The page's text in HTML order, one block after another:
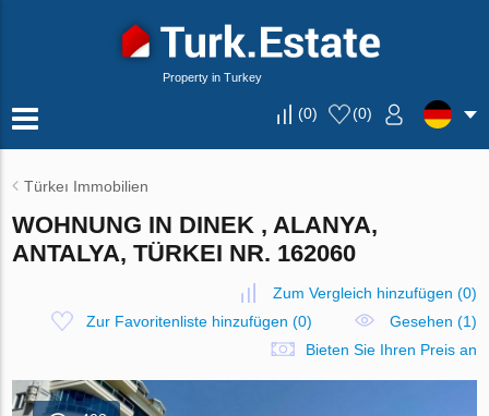
Property in Turkey
(0) (0)
Türkeı Immobilien
WOHNUNG IN DINEK , ALANYA,
ANTALYA, TÜRKEI NR. 162060
Zum Vergleich hinzufügen (0)
Zur Favoritenliste hinzufügen (0)
Gesehen (1)
Bieten Sie Ihren Preis an